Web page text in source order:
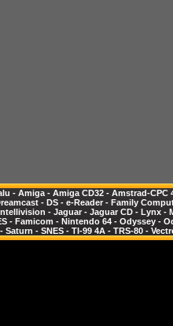
- Amiga - Amiga CD32 - Amstrad-CPC
- DS- e-Reader- Family
- Jaguar - Jaguar CD - Lynx -
- Famicom - Nintendo 64 - Odyssey -
- Saturn - SNES - TI-99 4A - TRS-80 -